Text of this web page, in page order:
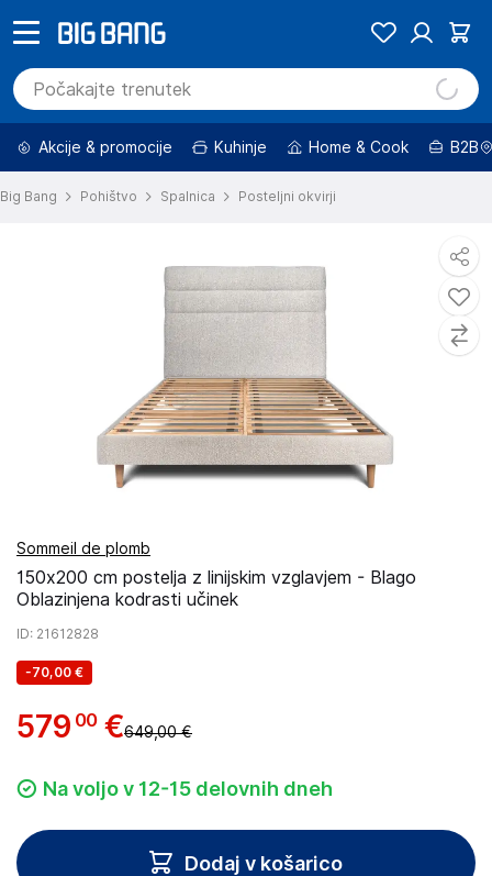
Akcije & promocije Kuhinje Home & Cook B2B
Big Bang Pohištvo Spalnica Posteljni okvirji
Sommeil de plomb
150x200 cm postelja z linijskim vzglavjem - Blago
Oblazinjena kodrasti učinek
ID: 21612828
-70,00 €
579 00 €649,00 €
Na voljo v 12-15 delovnih dneh
Dodaj v košarico